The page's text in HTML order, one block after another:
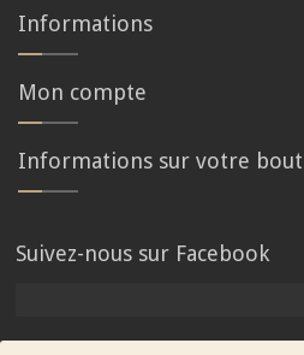
Informations
Mon compte
Informations sur votre
Suivez-nous sur Facebook